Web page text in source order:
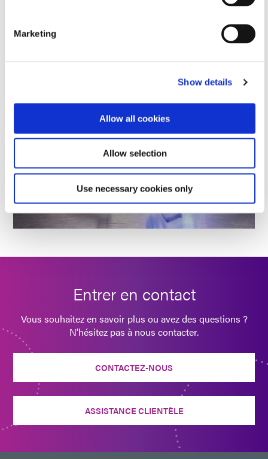
Marketing
Show details
Allow all cookies
Allow selection
Use necessary cookies only
durcissement.
et l’intégration des
procédés de photopolymérisation dans les flux de
Entrer en contact
Vous souhaitez en savoir plus ou avez des questions ?
N'hésitez pas à nous contacter.
CONTACTEZ-NOUS
ASSISTANCE CLIENTÈLE